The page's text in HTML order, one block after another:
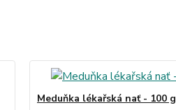
Meduňka lékařská nať - 100 g